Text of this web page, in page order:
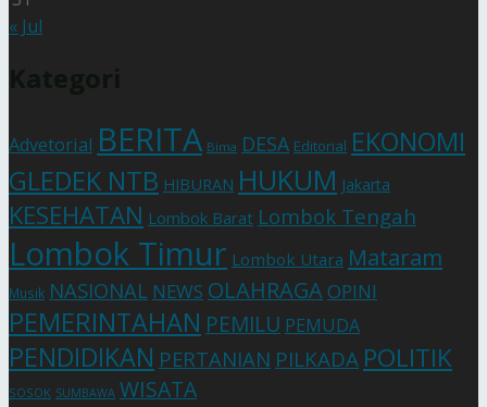
« Jul
Advetorial BERITA Bima DESA Editorial EKONOMI
GLEDEK NTB HIBURAN HUKUM Jakarta
KESEHATAN Lombok Barat Lombok Tengah
Lombok Timur Lombok Utara Mataram
Musik NASIONAL NEWS OLAHRAGA OPINI
PEMERINTAHAN PEMILU PEMUDA
PENDIDIKAN PERTANIAN PILKADA POLITIK
SOSOK SUMBAWA WISATA